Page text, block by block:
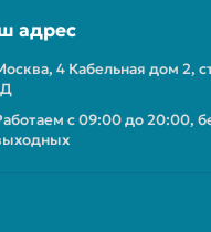
адрес
4 Кабельная дом 2,
с 09:00 до 20:00,